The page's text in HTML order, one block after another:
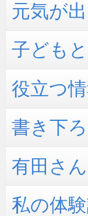
元気が
子ども
役立つ
書き下
有田さ
私の体